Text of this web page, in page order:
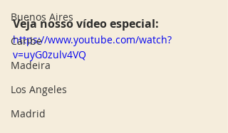
Buenos Aires
Caribe
Madeira
Los Angeles
Madrid
Veja nosso vídeo especial:
https://www.youtube.com/watch?
v=uyG0zulv4VQ